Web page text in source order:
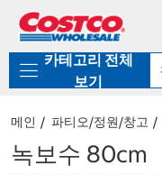
로
기
가
카테고리 전체
보기
메인 파티오/정원/창고
녹보수 80cm